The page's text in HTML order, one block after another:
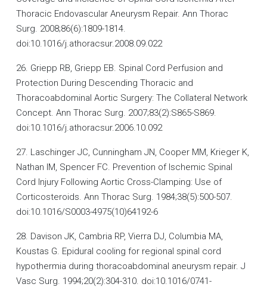
Thoracic Endovascular Aneurysm Repair. Ann Thorac
Surg. 2008;86(6):1809-1814.
doi:10.1016/j.athoracsur.2008.09.022
26. Griepp RB, Griepp EB. Spinal Cord Perfusion and
Protection During Descending Thoracic and
Thoracoabdominal Aortic Surgery: The Collateral Network
Concept. Ann Thorac Surg. 2007;83(2):S865-S869.
doi:10.1016/j.athoracsur.2006.10.092
27. Laschinger JC, Cunningham JN, Cooper MM, Krieger K,
Nathan IM, Spencer FC. Prevention of Ischemic Spinal
Cord Injury Following Aortic Cross-Clamping: Use of
Corticosteroids. Ann Thorac Surg. 1984;38(5):500-507.
doi:10.1016/S0003-4975(10)64192-6
28. Davison JK, Cambria RP, Vierra DJ, Columbia MA,
Koustas G. Epidural cooling for regional spinal cord
hypothermia during thoracoabdominal aneurysm repair. J
Vasc Surg. 1994;20(2):304-310. doi:10.1016/0741-